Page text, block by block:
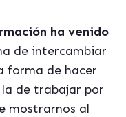
ha venido
de intercambiar
forma de hacer
de trabajar por
mostrarnos al